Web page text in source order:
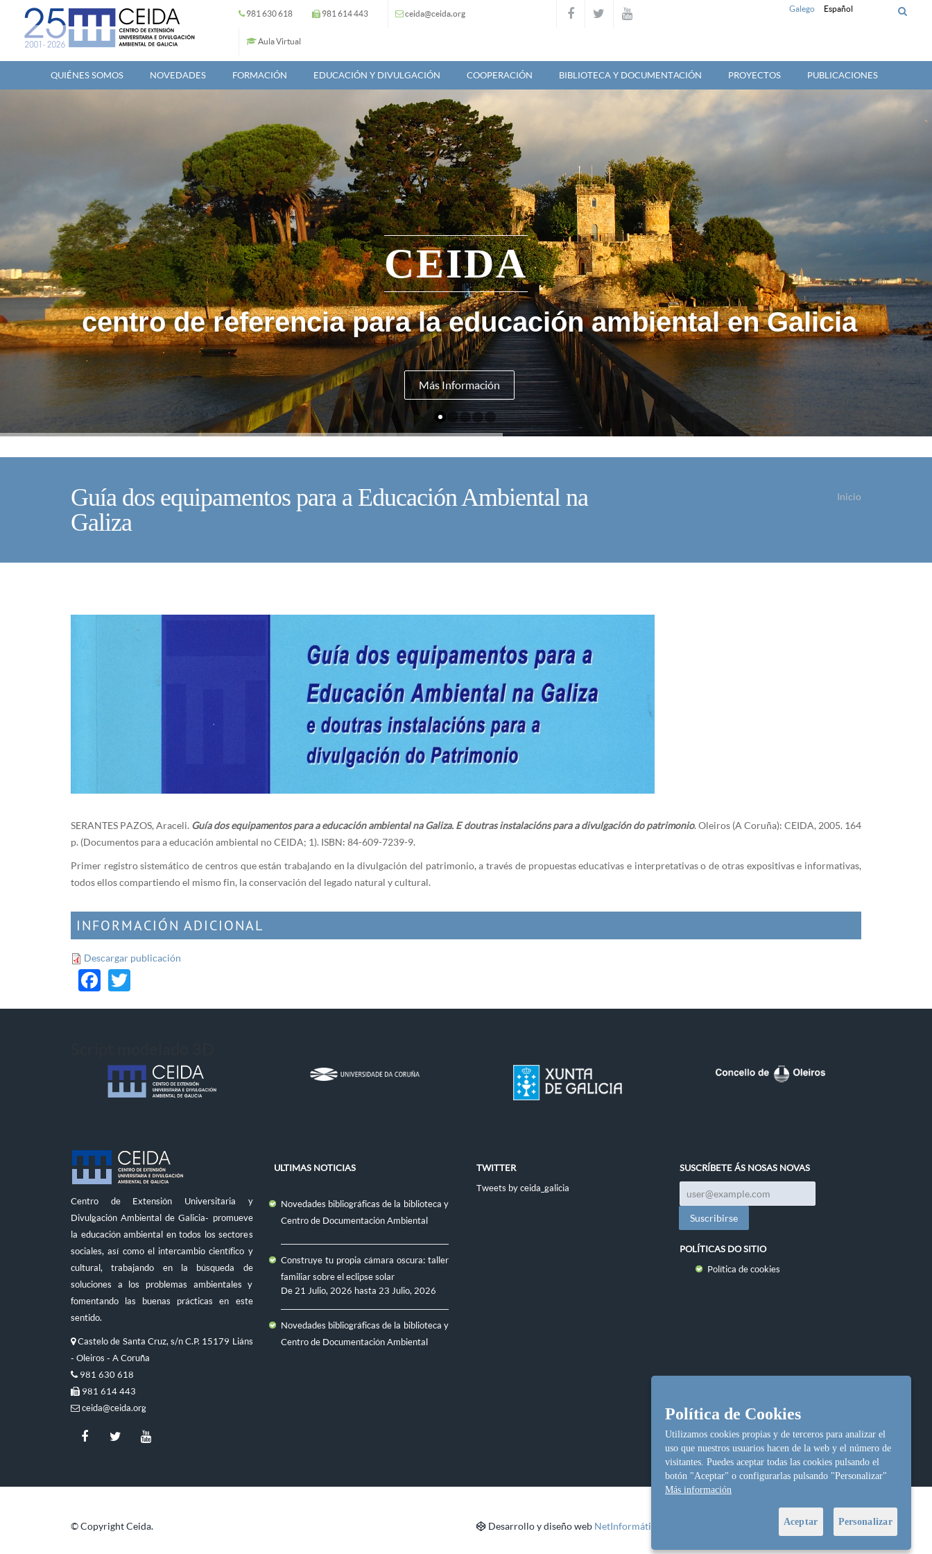
Pasar al contenido principal 981 630 618 981 614 443 ceida@ceida.org
Aula Virtual
Galego Español
QUIÉNES SOMOS NOVEDADES FORMACIÓN EDUCACIÓN Y DIVULGACIÓN COOPERACIÓN BIBLIOTECA Y DOCUMENTACIÓN PROYECTOS PUBLICACIONES
CEIDA
Más Información
centro de referencia para la educación ambiental en Galicia
Guía dos equipamentos para a Educación Ambiental na
Galiza
Inicio
SERANTES PAZOS, Araceli. Guía dos equipamentos para a educación ambiental na Galiza. E doutras instalacións para a divulgación do patrimonio. Oleiros (A Coruña): CEIDA, 2005. 164
p. (Documentos para a educación ambiental no CEIDA; 1). ISBN: 84-609-7239-9.
Primer registro sistemático de centros que están trabajando en la divulgación del patrimonio, a través de propuestas educativas e interpretativas o de otras expositivas e informativas,
todos ellos compartiendo el mismo fin, la conservación del legado natural y cultural.
INFORMACIÓN ADICIONAL
Descargar publicación
Facebook
Centro de Extensión Universitaria y
Divulgación Ambiental de Galicia- promueve
la educación ambiental en todos los sectores
sociales, así como el intercambio científico y
cultural, trabajando en la búsqueda de
soluciones a los problemas ambientales y
fomentando las buenas prácticas en este
sentido.
Castelo de Santa Cruz, s/n C.P. 15179 Liáns
- Oleiros - A Coruña
981 630 618
981 614 443
ceida@ceida.org
ULTIMAS NOTICIAS
Novedades bibliográficas de la biblioteca y
Centro de Documentación Ambiental
Construye tu propia cámara oscura: taller
familiar sobre el eclipse solar
De 21 Julio, 2026 hasta 23 Julio, 2026
Novedades bibliográficas de la biblioteca y
Centro de Documentación Ambiental
TWITTER
Tweets by ceida_galicia
SUSCRÍBETE ÁS NOSAS NOVAS
POLÍTICAS DO SITIO
Política de cookies
© Copyright Ceida. Desarrollo y diseño web NetInformática
Política de Cookies
Utilizamos cookies propias y de terceros para analizar el
uso que nuestros usuarios hacen de la web y el número de
visitantes. Puedes aceptar todas las cookies pulsando el
botón "Aceptar" o configurarlas pulsando "Personalizar"
Más información
Aceptar Personalizar